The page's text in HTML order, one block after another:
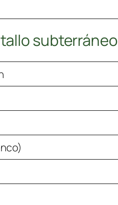
subterráneo